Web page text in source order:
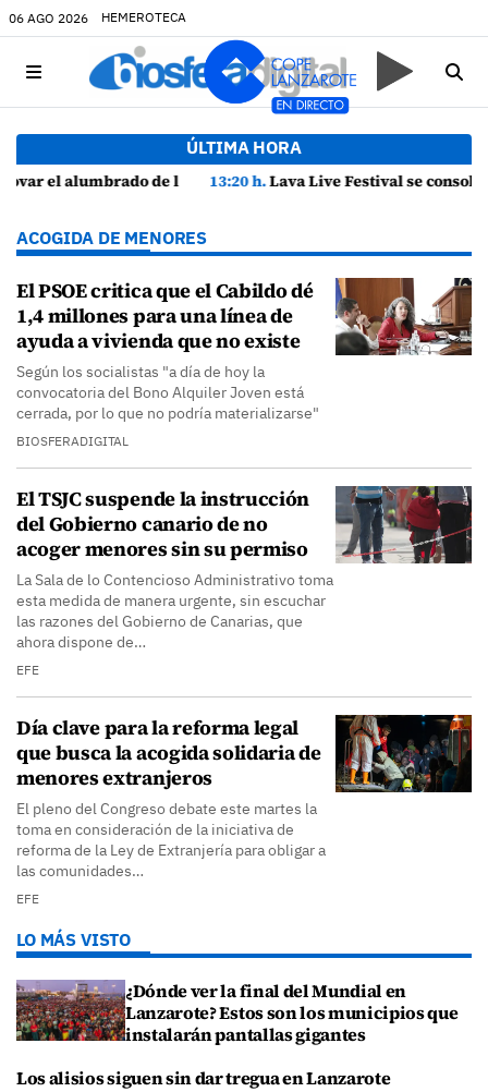
06 AGO 2026 HEMEROTECA
ÚLTIMA HORA
13:20 h.Lava Live Festival se consolida como atractivo turístico y agente dinamizador de la economía de Lanzarote
ACOGIDA DE MENORES
El PSOE critica que el Cabildo dé
1,4 millones para una línea de
ayuda a vivienda que no existe
Según los socialistas "a día de hoy la
convocatoria del Bono Alquiler Joven está
cerrada, por lo que no podría materializarse"
BIOSFERADIGITAL
El TSJC suspende la instrucción
del Gobierno canario de no
acoger menores sin su permiso
La Sala de lo Contencioso Administrativo toma
esta medida de manera urgente, sin escuchar
las razones del Gobierno de Canarias, que
ahora dispone de…
EFE
Día clave para la reforma legal
que busca la acogida solidaria de
menores extranjeros
El pleno del Congreso debate este martes la
toma en consideración de la iniciativa de
reforma de la Ley de Extranjería para obligar a
las comunidades…
EFE
LO MÁS VISTO
¿Dónde ver la final del Mundial en
Lanzarote? Estos son los municipios que
instalarán pantallas gigantes
Los alisios siguen sin dar tregua en Lanzarote